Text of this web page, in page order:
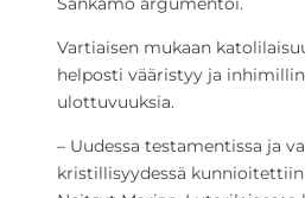
Vartiaisen mukaan
helposti vääristyy ja
ulottuvuuksia.
– Uudessa testamentissa ja
kristillisyydessä